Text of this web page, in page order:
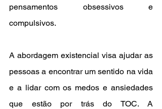
pensamentos obsessivos e
compulsivos.
A abordagem existencial visa ajudar as
pessoas a encontrar um sentido na vida
e a lidar com os medos e ansiedades
que estão por trás do TOC. A